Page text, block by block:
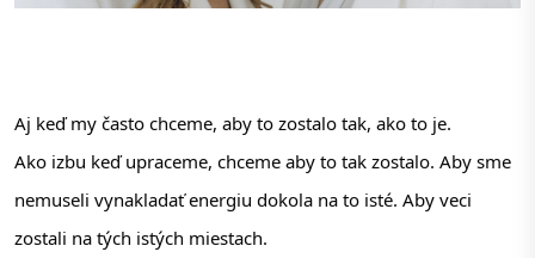
Aj keď my často chceme, aby to zostalo tak, ako to je.
Ako izbu keď upraceme, chceme aby to tak zostalo. Aby sme
nemuseli vynakladať energiu dokola na to isté. Aby veci
zostali na tých istých miestach.